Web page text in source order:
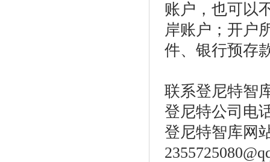
账户，也可以
岸账户；开户
件、银行预存
联系登尼特智
登尼特公司电
登尼特智库网